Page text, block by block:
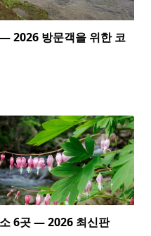
2026 방문객을 위한 코
6곳 — 2026 최신판